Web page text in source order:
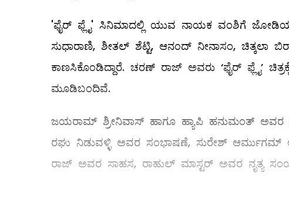
'ಫೈರ್ ಫ್ಲೈ' ಸಿನಿಮಾದಲ್ಲಿ ಯುವ ನಾಯಕ ವಂಶಿಗೆ
ಸುಧಾರಾಣಿ, ಶೀತಲ್ ಶೆಟ್ಟಿ, ಆನಂದ್ ನೀನಾಸಂ, ಚಿತ್ಕಲಾ
ಕಾಣಸಿಕೊಂಡಿದ್ದಾರೆ. ಚರಣ್ ರಾಜ್ ಅವರು ‘ಫೈರ್ ಫ್ಲೈ’
ಮೂಡಿಬಂದಿವೆ.
ಜಯರಾಮ್ ಶ್ರೀನಿವಾಸ್ ಹಾಗೂ ಹ್ಯಾಪಿ ಹನುಮಂತ್ ಅವರ
ರಘು ನಿಡುವಳ್ಳಿ ಅವರ ಸಂಭಾಷಣೆ, ಸುರೇಶ್
ರಾಜ್ ಅವರ ಸಾಹಸ, ರಾಹುಲ್ ಮಾಸ್ಟರ್ ಅವರ ನೃತ್ಯ